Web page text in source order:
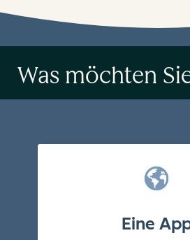
Was möchten
Eine